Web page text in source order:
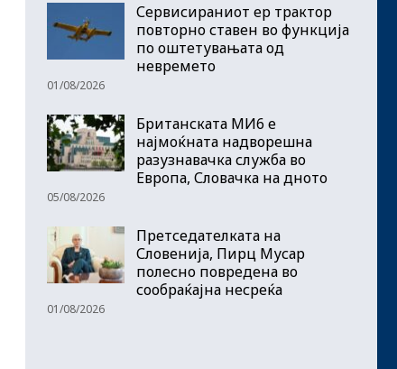
Сервисираниот ер трактор
повторно ставен во функција
по оштетувањата од
невремето
01/08/2026
Британската МИ6 е
најмоќната надворешна
разузнавачка служба во
Европа, Словачка на дното
05/08/2026
Претседателката на
Словенија, Пирц Мусар
полесно повредена во
сообраќајна несреќа
01/08/2026